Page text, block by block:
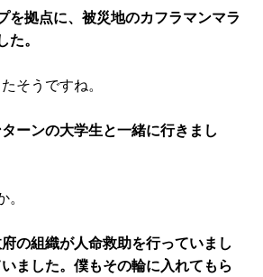
を拠点に、被災地のカフラマンマラ
た。
そうですね。
ーンの大学生と一緒に行きまし
。
の組織が人命救助を行っていまし
ました。僕もその輪に入れてもら